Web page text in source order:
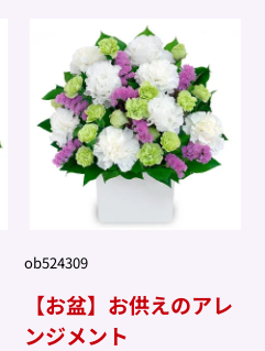
ob524309
【お盆】お供えのアレ
ンジメント